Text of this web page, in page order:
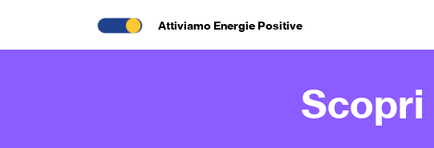
Attiviamo Energie Positive